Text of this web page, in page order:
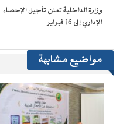
وزارة الداخلية تعلن تأجيل الإحصاء
الإداري إلى 16 فبراير
مواضيع مشابهة